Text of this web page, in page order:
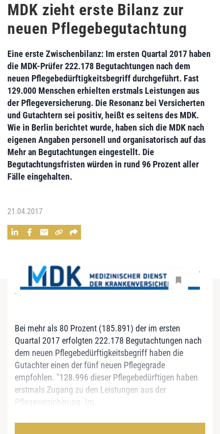
MDK zieht erste Bilanz zur
neuen Pflegebegutachtung
Eine erste Zwischenbilanz: Im ersten Quartal 2017 haben
die MDK-Prüfer222.178 Begutachtungen nach dem
neuen Pflegebedürftigkeitsbegriffdurchgeführt. Fast
129.000 Menschen erhielten erstmals Leistungen aus
der Pflegeversicherung. Die Resonanz bei Versicherten
und Gutachtern sei positiv, heißt es seitens des MDK.
Wie in Berlin berichtet wurde, haben sich die MDK nach
eigenen Angaben personell und organisatorisch auf das
Mehr an Begutachtungen eingestellt. Die
Begutachtungsfristen würden in rund 96 Prozent aller
Fälle eingehalten.
21.04.2017
-
Bei mehr als 80 Prozent (185.891) der im ersten
Quartal 2017 erfolgten 222.178 Begutachtungen nach
dem neuen Pflegebedürftigkeitsbegriff haben die
Gutachter einen der fünf neuen Pflegegrade
empfohlen. "128.996 dieser Pflegebedürftigen haben
erstmals Zugang zu den Leistungen aus der
Pflegeversicherung. Im...